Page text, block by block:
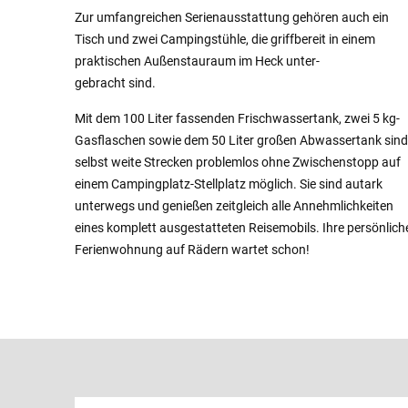
Zur umfangreichen Serienausstattung gehören auch ein
Tisch und zwei Campingstühle, die griffbereit in einem
praktischen Außenstauraum im Heck unter-
gebracht sind.
Mit dem 100 Liter fassenden Frischwassertank, zwei 5 kg-
Gasflaschen sowie dem 50 Liter großen Abwassertank sind
selbst weite Strecken problemlos ohne Zwischenstopp auf
einem Campingplatz-Stellplatz möglich. Sie sind autark
unterwegs und genießen zeitgleich alle Annehmlichkeiten
eines komplett ausgestatteten Reisemobils. Ihre
Ferienwohnung auf Rädern wartet schon!